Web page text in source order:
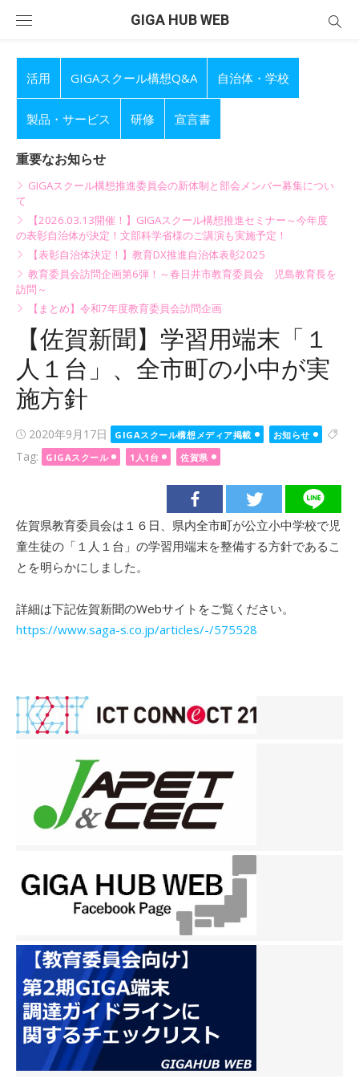
GIGA HUB WEB
活用 GIGAスクール構想Q&A 自治体・学校
製品・サービス 研修 宣言書
重要なお知らせ
GIGAスクール構想推進委員会の新体制と部会メンバー募集につい
て
【2026.03.13開催！】GIGAスクール構想推進セミナー～今年度
の表彰自治体が決定！文部科学省様のご講演も実施予定！
【表彰自治体決定！】教育DX推進自治体表彰2025
教育委員会訪問企画第6弾！～春日井市教育委員会 児島教育長を
訪問～
【まとめ】令和7年度教育委員会訪問企画
【佐賀新聞】学習用端末「１
人１台」、全市町の小中が実
施方針
Posted
on
2020年9月17日 GIGAスクール構想メディア掲載 お知らせ
Tag: GIGAスクール 1人1台 佐賀県
佐賀県教育委員会は１６日、県内全市町が公立小中学校で児
童生徒の「１人１台」の学習用端末を整備する方針であるこ
とを明らかにしました。
詳細は下記佐賀新聞のWebサイトをご覧ください。
https://www.saga-s.co.jp/articles/-/575528